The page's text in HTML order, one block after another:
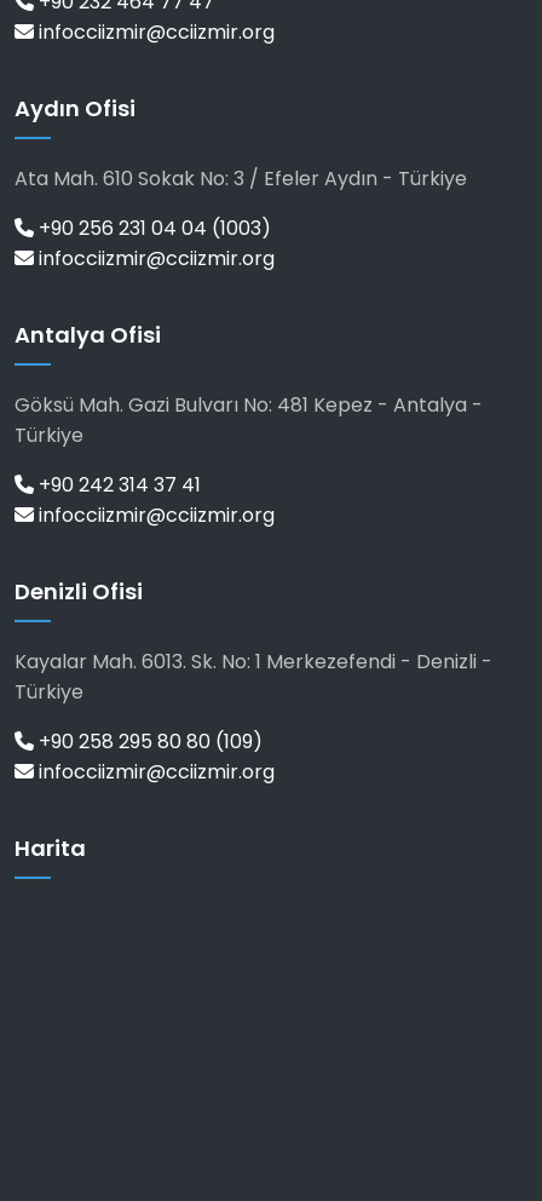
infocciizmir@cciizmir.org
Aydın Ofisi
Ata Mah. 610 Sokak No: 3 / Efeler Aydın - Türkiye
+90 256 231 04 04 (1003)
infocciizmir@cciizmir.org
Antalya Ofisi
Göksü Mah. Gazi Bulvarı No: 481 Kepez - Antalya -
Türkiye
+90 242 314 37 41
infocciizmir@cciizmir.org
Denizli Ofisi
Kayalar Mah. 6013. Sk. No: 1 Merkezefendi - Denizli -
Türkiye
+90 258 295 80 80 (109)
infocciizmir@cciizmir.org
Harita